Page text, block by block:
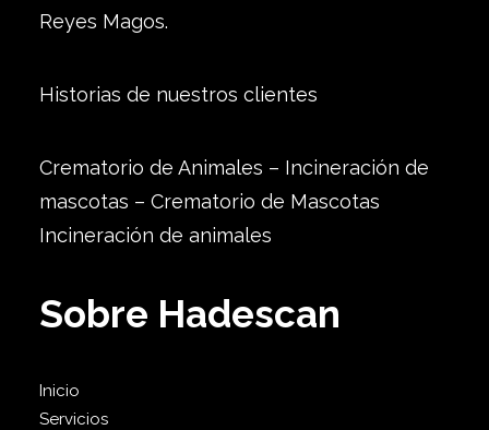
Reyes Magos.
Historias de nuestros clientes
Crematorio de Animales – Incineración de
mascotas – Crematorio de Mascotas
Incineración de animales
Sobre Hadescan
Inicio
Servicios